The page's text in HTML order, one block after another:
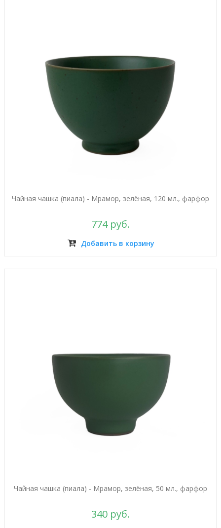
Чайная чашка (пиала) - Мрамор, зелёная, 120 мл., фарфор
774 руб.
Добавить в корзину
Чайная чашка (пиала) - Мрамор, зелёная, 50 мл., фарфор
340 руб.